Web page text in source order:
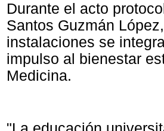
Durante el acto
Santos Guzmán
instalaciones se
impulso al bienestar
Medicina.